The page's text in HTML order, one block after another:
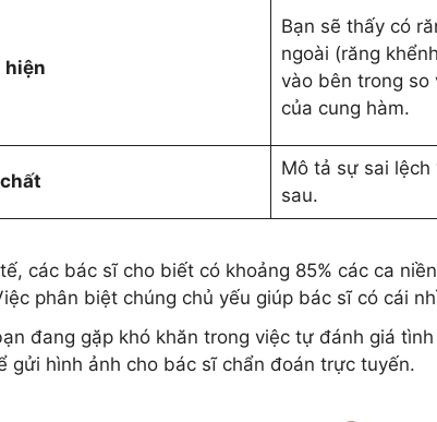
hiện
Bạn sẽ thấy có
ngoài (răng
vào bên trong so
của cung hàm.
Mô tả sự sai
sau.
các bác sĩ cho biết có khoảng 85% các ca
phân biệt chúng chủ yếu giúp bác sĩ có cái
đang gặp khó khăn trong việc tự đánh giá
gửi hình ảnh cho bác sĩ chẩn đoán trực tuyến.